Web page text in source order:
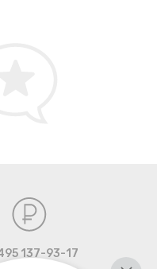
137-93-17